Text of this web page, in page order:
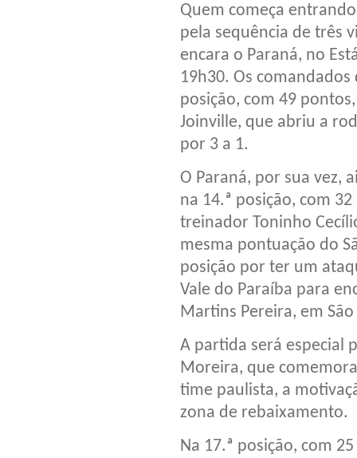
Quem começa
pela sequência de três
encara o Paraná, no
19h30. Os
posição, com 49
Joinville, que abriu a
por 3 a 1.
O Paraná, por sua vez,
na 14.ª posição, com
treinador Toninho
mesma pontuação do
posição por ter um
Vale do Paraíba para
Martins Pereira, em
A partida será especial
Moreira, que
time paulista, a
zona de rebaixamento.
Na 17.ª posição, com